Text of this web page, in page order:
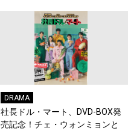
DRAMA
社長ドル・マート、DVD-BOX発
売記念！チェ・ウォンミョンと